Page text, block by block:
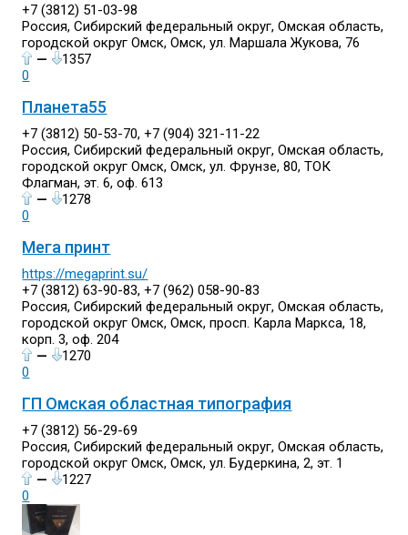
+7 (3812) 51-03-98
Россия, Сибирский федеральный округ, Омская область,
городской округ Омск, Омск, ул. Маршала Жукова, 76
—
1357
0
Планета55
+7 (3812) 50-53-70, +7 (904) 321-11-22
Россия, Сибирский федеральный округ, Омская область,
городской округ Омск, Омск, ул. Фрунзе, 80, ТОК
Флагман, эт. 6, оф. 613
—
1278
0
Мега принт
https://megaprint.su/
+7 (3812) 63-90-83, +7 (962) 058-90-83
Россия, Сибирский федеральный округ, Омская область,
городской округ Омск, Омск, просп. Карла Маркса, 18,
корп. 3, оф. 204
—
1270
0
ГП Омская областная типография
+7 (3812) 56-29-69
Россия, Сибирский федеральный округ, Омская область,
городской округ Омск, Омск, ул. Будеркина, 2, эт. 1
—
1227
0